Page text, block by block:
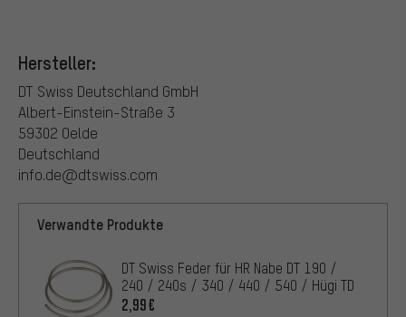
Hersteller:
DT Swiss Deutschland GmbH
Albert-Einstein-Straße 3
59302 Oelde
Deutschland
info.de@dtswiss.com
Verwandte Produkte
DT Swiss Feder für HR Nabe DT 190 /
240 / 240s / 340 / 440 / 540 / Hügi TD
2,99€